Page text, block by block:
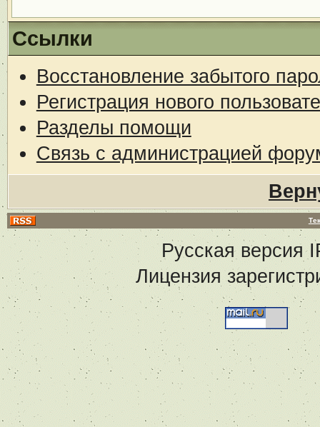
Ссылки
Восстановление забытого
Регистрация нового
Разделы помощи
Связь с администрацией
Русская версия
Лицензия